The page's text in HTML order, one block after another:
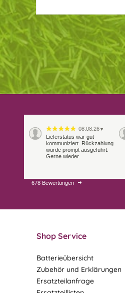
08.08.26 ▼
Lieferstatus war gut
kommuniziert. Rückzahlung
wurde prompt ausgeführt.
Gerne wieder.
29.07.26
678 Bewertungen
Shop Service
Batterieübersicht
Zubehör und Erklärungen
Ersatzteilanfrage